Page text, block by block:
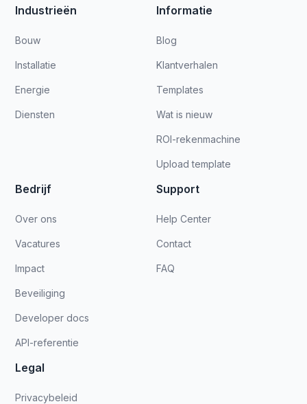
Industrieën
Bouw
Installatie
Energie
Diensten
Informatie
Blog
Klantverhalen
Templates
Wat is nieuw
ROI-rekenmachine
Upload template
Bedrijf
Over ons
Vacatures
Impact
Beveiliging
Developer docs
API-referentie
Support
Help Center
Contact
FAQ
Legal
Privacybeleid